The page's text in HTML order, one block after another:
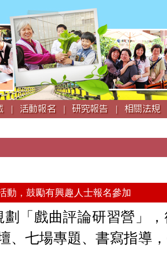
| 活動報名 | 研究報告 |
相關法規
動，鼓勵有興趣人士報名參加
「戲曲評論研習營」，
、七場專題、書寫指導